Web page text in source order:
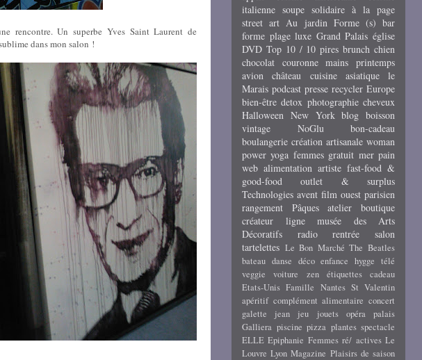
rencontre. Un superbe Yves Saint Laurent de
dans mon salon !
italienne soupe solidaire à la page
street art Au jardin Forme (s) bar
forme plage luxe Grand Palais église
DVD Top 10 / 10 pires brunch chien
chocolat couronne mains printemps
avion
château cuisine asiatique
le
Marais podcast presse recycler Europe
bien-être detox photographie cheveux
Halloween New York blog boisson
vintage
NoGlu
bon-cadeau
boulangerie création artisanale woman
power yoga femmes gratuit mer pain
web alimentation artiste fast-food &
good-food
outlet & surplus
Technologies avent film ouest parisien
rangement
Pâques atelier
boutique
créateur
ligne
musée des Arts
Décoratifs
radio rentrée
salon
tartelettes Le Bon Marché The Beatles
bateau danse déco enfance hygge télé
veggie
voiture zen
étiquettes cadeau
Etats-Unis Famille Nantes St Valentin
apéritif complément alimentaire concert
galette
jean jeu jouets opéra
palais
Galliera piscine pizza plantes spectacle
ELLE Epiphanie Femmes ré/ actives Le
Louvre Lyon Magazine Plaisirs de saison